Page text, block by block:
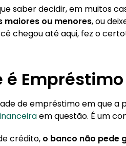
foram as mudanças no
contratar cada tipo de
Consignado Privado ou
de crédito é mais
libera mais dinheiro
saber decidir, em muitos
maiores ou menores, ou
chegou até aqui, fez o
é
de empréstimo em que
em questão. É um
crédito, o banco não pede